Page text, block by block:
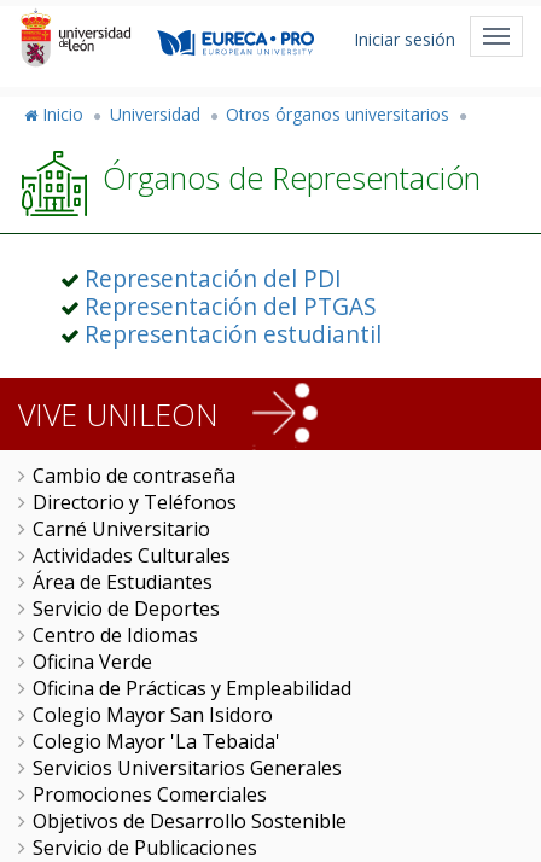
Pasar
contenido
Menú
cuenta
usuario
Iniciar sesión
Inicio Universidad Otros órganos universitarios
Órganos de Representación
Representación del PDI
Representación del PTGAS
Representación estudiantil
VIVE UNILEON
Cambio de contraseña
Directorio y Teléfonos
Carné Universitario
Actividades Culturales
Área de Estudiantes
Servicio de Deportes
Centro de Idiomas
Oficina Verde
Oficina de Prácticas y Empleabilidad
Colegio Mayor San Isidoro
Colegio Mayor 'La Tebaida'
Servicios Universitarios Generales
Promociones Comerciales
Objetivos de Desarrollo Sostenible
Servicio de Publicaciones